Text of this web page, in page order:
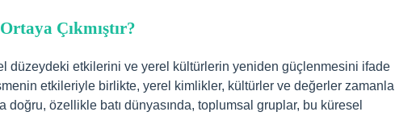
Çıkmıştır?
düzeydeki etkilerini ve yerel kültürlerin yeniden güçlenmesini ifade
etkileriyle birlikte, yerel kimlikler, kültürler ve değerler zamanla
doğru, özellikle batı dünyasında, toplumsal gruplar, bu küresel